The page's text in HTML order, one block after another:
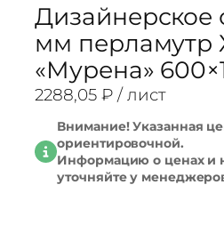
Дизайнерское
мм перламутр
«Мурена»
2288,05 ₽ / лист
Внимание! Указанная
ориентировочной.
Информацию о ценах и
уточняйте у